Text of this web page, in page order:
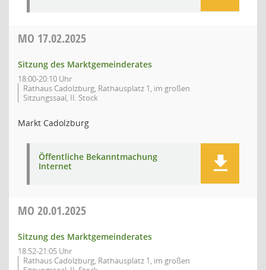
MO 17.02.2025
Sitzung des Marktgemeinderates
18:00-20:10 Uhr
Rathaus Cadolzburg, Rathausplatz 1, im großen
Sitzungssaal, II. Stock
Markt Cadolzburg
Öffentliche Bekanntmachung
Internet
MO 20.01.2025
Sitzung des Marktgemeinderates
18:52-21:05 Uhr
Rathaus Cadolzburg, Rathausplatz 1, im großen